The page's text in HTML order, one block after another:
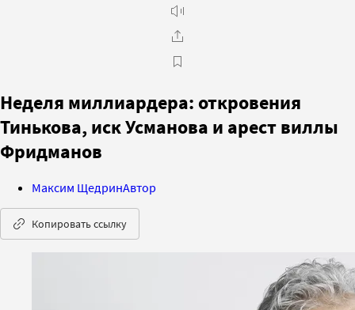
Неделя миллиардера: откровения
Тинькова, иск Усманова и арест виллы
Фридманов
Максим ЩедринАвтор
Копировать ссылку